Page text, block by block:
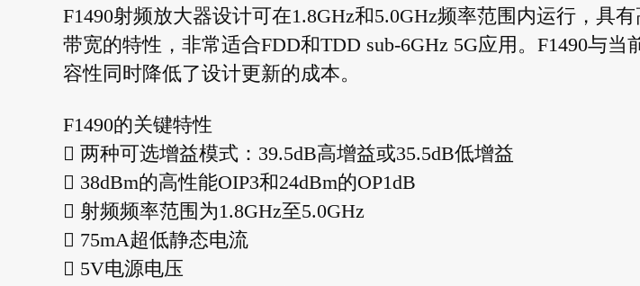
F1490射频放大器设计可在1.8GHz和5.0GHz频率范围内运行，具
带宽的特性，非常适合FDD和TDD sub-6GHz 5G应用。F1490与当
容性同时降低了设计更新的成本。
F1490的关键特性
 两种可选增益模式：39.5dB高增益或35.5dB低增益
 38dBm的高性能OIP3和24dBm的OP1dB
 射频频率范围为1.8GHz至5.0GHz
 75mA超低静态电流
 5V电源电压